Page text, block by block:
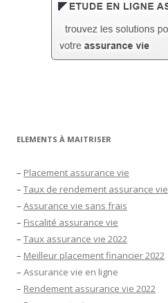
ELEMENTS À MAITRISER
– Placement assurance vie
– Taux de rendement assurance vie
– Assurance vie sans frais
– Fiscalité assurance vie
– Taux assurance vie 2022
– Meilleur placement financier 2022
– Assurance vie en ligne
– Rendement assurance vie 2022